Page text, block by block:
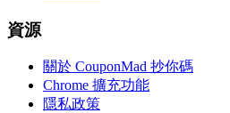
資源
關於 CouponMad 抄你碼
Chrome 擴充功能
隱私政策